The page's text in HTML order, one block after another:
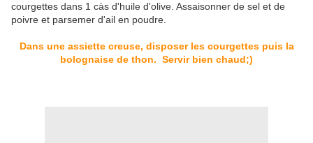
courgettes dans 1 càs d'huile d'olive. Assaisonner de sel et de
poivre et parsemer d'ail en poudre.
Dans une assiette creuse, disposer les courgettes puis la
bolognaise de thon. Servir bien chaud;)